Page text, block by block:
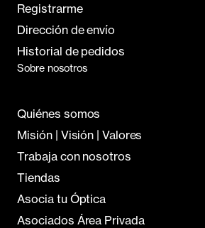
Registrarme
Dirección de envío
Historial de pedidos
Sobre nosotros
Quiénes somos
Misión | Visión | Valores
Trabaja con nosotros
Tiendas
Asocia tu Óptica
Asociados Área Privada